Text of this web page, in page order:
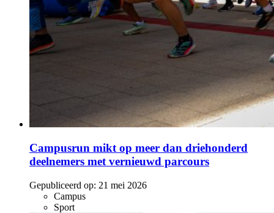
Campusrun mikt op meer dan driehonderd
deelnemers met vernieuwd parcours
Gepubliceerd op: 21 mei 2026
Campus
Sport